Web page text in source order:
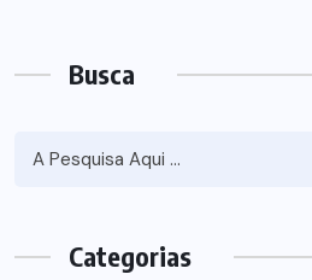
Busca
Categorias